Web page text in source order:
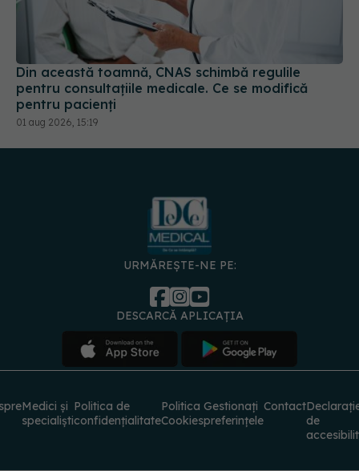
Din această toamnă, CNAS schimbă regulile
pentru consultațiile medicale. Ce se modifică
pentru pacienți
01 aug 2026, 15:19
URMĂREȘTE-NE PE:
DESCARCĂ APLICAȚIA
Medici și
specialiști
Politica de
confidențialitate
Politica
Cookies
Gestionați
preferințele
Contact
de